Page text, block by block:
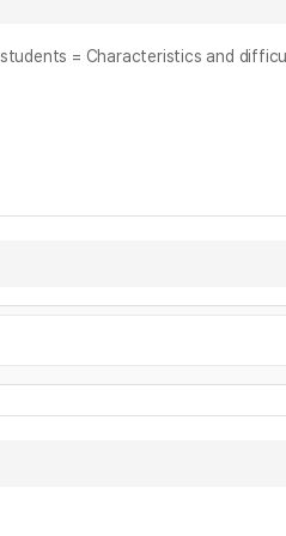
students = Characteristics and